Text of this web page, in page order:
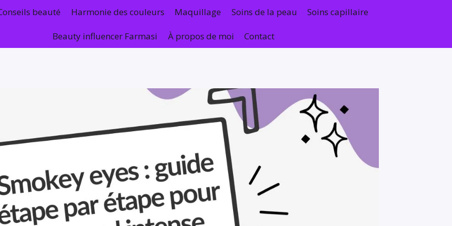
beauté Harmonie des couleurs Maquillage Soins de la peau Soins capillaire
Beauty influencer Farmasi À propos de moi Contact